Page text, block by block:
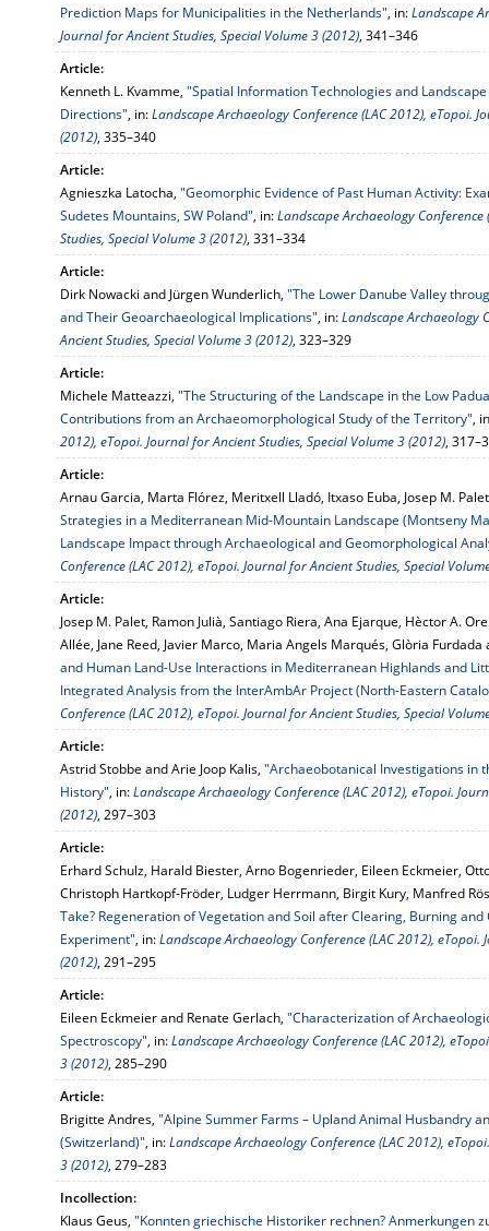
Prediction Maps for Municipalities in the Netherlands", in:Landscape
Journal for Ancient Studies, Special Volume 3 (2012), 341–346
Article:
Kenneth L. Kvamme, "Spatial Information Technologies and
Directions", in:Landscape Archaeology Conference (LAC 2012), eTopoi.
(2012), 335–340
Article:
Agnieszka Latocha, "Geomorphic Evidence of Past Human Activity:
Sudetes Mountains, SW Poland", in:Landscape Archaeology
Studies, Special Volume 3 (2012), 331–334
Article:
Dirk Nowacki and Jürgen Wunderlich, "The Lower Danube Valley
and Their Geoarchaeological Implications", in:Landscape Archaeology
Ancient Studies, Special Volume 3 (2012), 323–329
Article:
Michele Matteazzi, "The Structuring of the Landscape in the Low
Contributions from an Archaeomorphological Study of the Territory",
2012), eTopoi. Journal for Ancient Studies, Special Volume 3 (2012),
Article:
Arnau Garcia, Marta Flórez, Meritxell Lladó, Itxaso Euba, Josep M.
Strategies in a Mediterranean Mid-Mountain Landscape (Montseny
Landscape Impact through Archaeological and Geomorphological
Conference (LAC 2012), eTopoi. Journal for Ancient Studies, Special
Article:
Josep M. Palet, Ramon Julià, Santiago Riera, Ana Ejarque, Hèctor A.
Allée, Jane Reed, Javier Marco, Maria Angels Marqués, Glòria
and Human Land-Use Interactions in Mediterranean Highlands and
Integrated Analysis from the InterAmbAr Project (North-Eastern
Conference (LAC 2012), eTopoi. Journal for Ancient Studies, Special
Article:
Astrid Stobbe and Arie Joop Kalis, "Archaeobotanical Investigations in
History", in:Landscape Archaeology Conference (LAC 2012), eTopoi.
(2012), 297–303
Article:
Erhard Schulz, Harald Biester, Arno Bogenrieder, Eileen Eckmeier,
Christoph Hartkopf-Fröder, Ludger Herrmann, Birgit Kury, Manfred
Take? Regeneration of Vegetation and Soil after Clearing, Burning
Experiment", in:Landscape Archaeology Conference (LAC 2012),
(2012), 291–295
Article:
Eileen Eckmeier and Renate Gerlach, "Characterization of
Spectroscopy", in:Landscape Archaeology Conference (LAC 2012),
3 (2012), 285–290
Article:
Brigitte Andres, "Alpine Summer Farms – Upland Animal Husbandry
(Switzerland)", in:Landscape Archaeology Conference (LAC 2012),
3 (2012), 279–283
Incollection:
Klaus Geus, "Konnten griechische Historiker rechnen? Anmerkungen